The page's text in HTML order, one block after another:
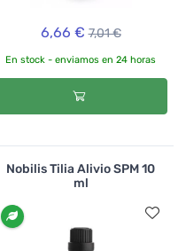
6,66 € 7,01 €
En stock - enviamos en 24 horas
Nobilis Tilia Alivio SPM 10
ml